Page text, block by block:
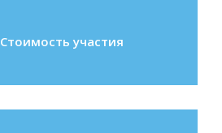
Стоимость участия